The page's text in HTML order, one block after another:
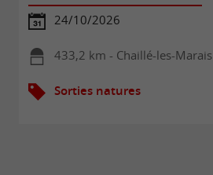
24/10/2026
433,2 km - Chaillé-les-Marais
Sorties natures